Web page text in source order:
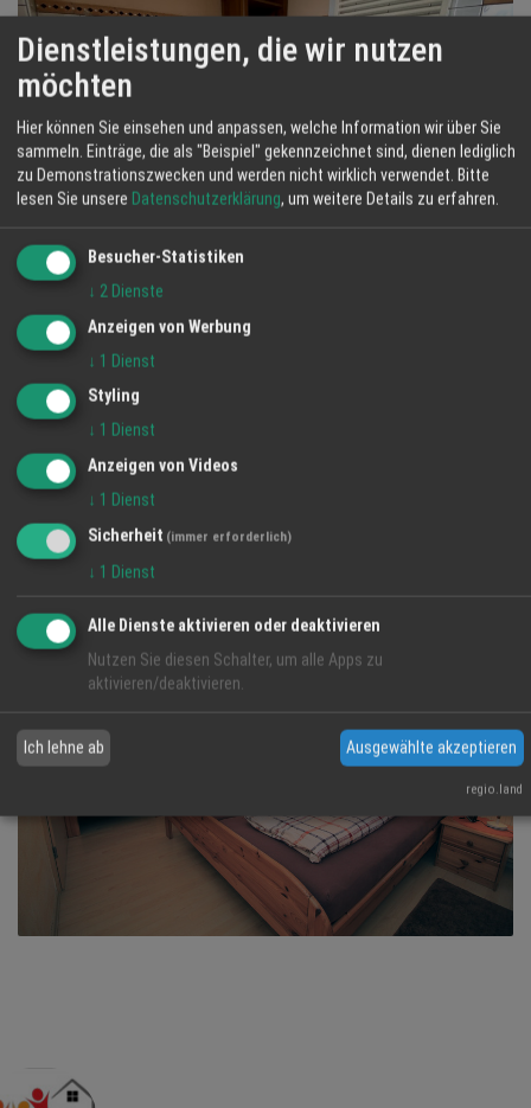
Dienstleistungen, die wir nutzen
möchten
Hier können Sie einsehen und anpassen, welche Information wir über Sie
sammeln. Einträge, die als "Beispiel" gekennzeichnet sind, dienen lediglich
zu Demonstrationszwecken und werden nicht wirklich verwendet. Bitte
lesen Sie unsere Datenschutzerklärung, um weitere Details zu erfahren.
Besucher-Statistiken
↓ 2 Dienste
Anzeigen von Werbung
↓ 1 Dienst
Styling
↓ 1 Dienst
Anzeigen von Videos
↓ 1 Dienst
Sicherheit (immer erforderlich)
↓ 1 Dienst
Alle Dienste aktivieren oder deaktivieren
Nutzen Sie diesen Schalter, um alle Apps zu
aktivieren/deaktivieren.
Ich lehne ab Ausgewählte akzeptieren
regio.land